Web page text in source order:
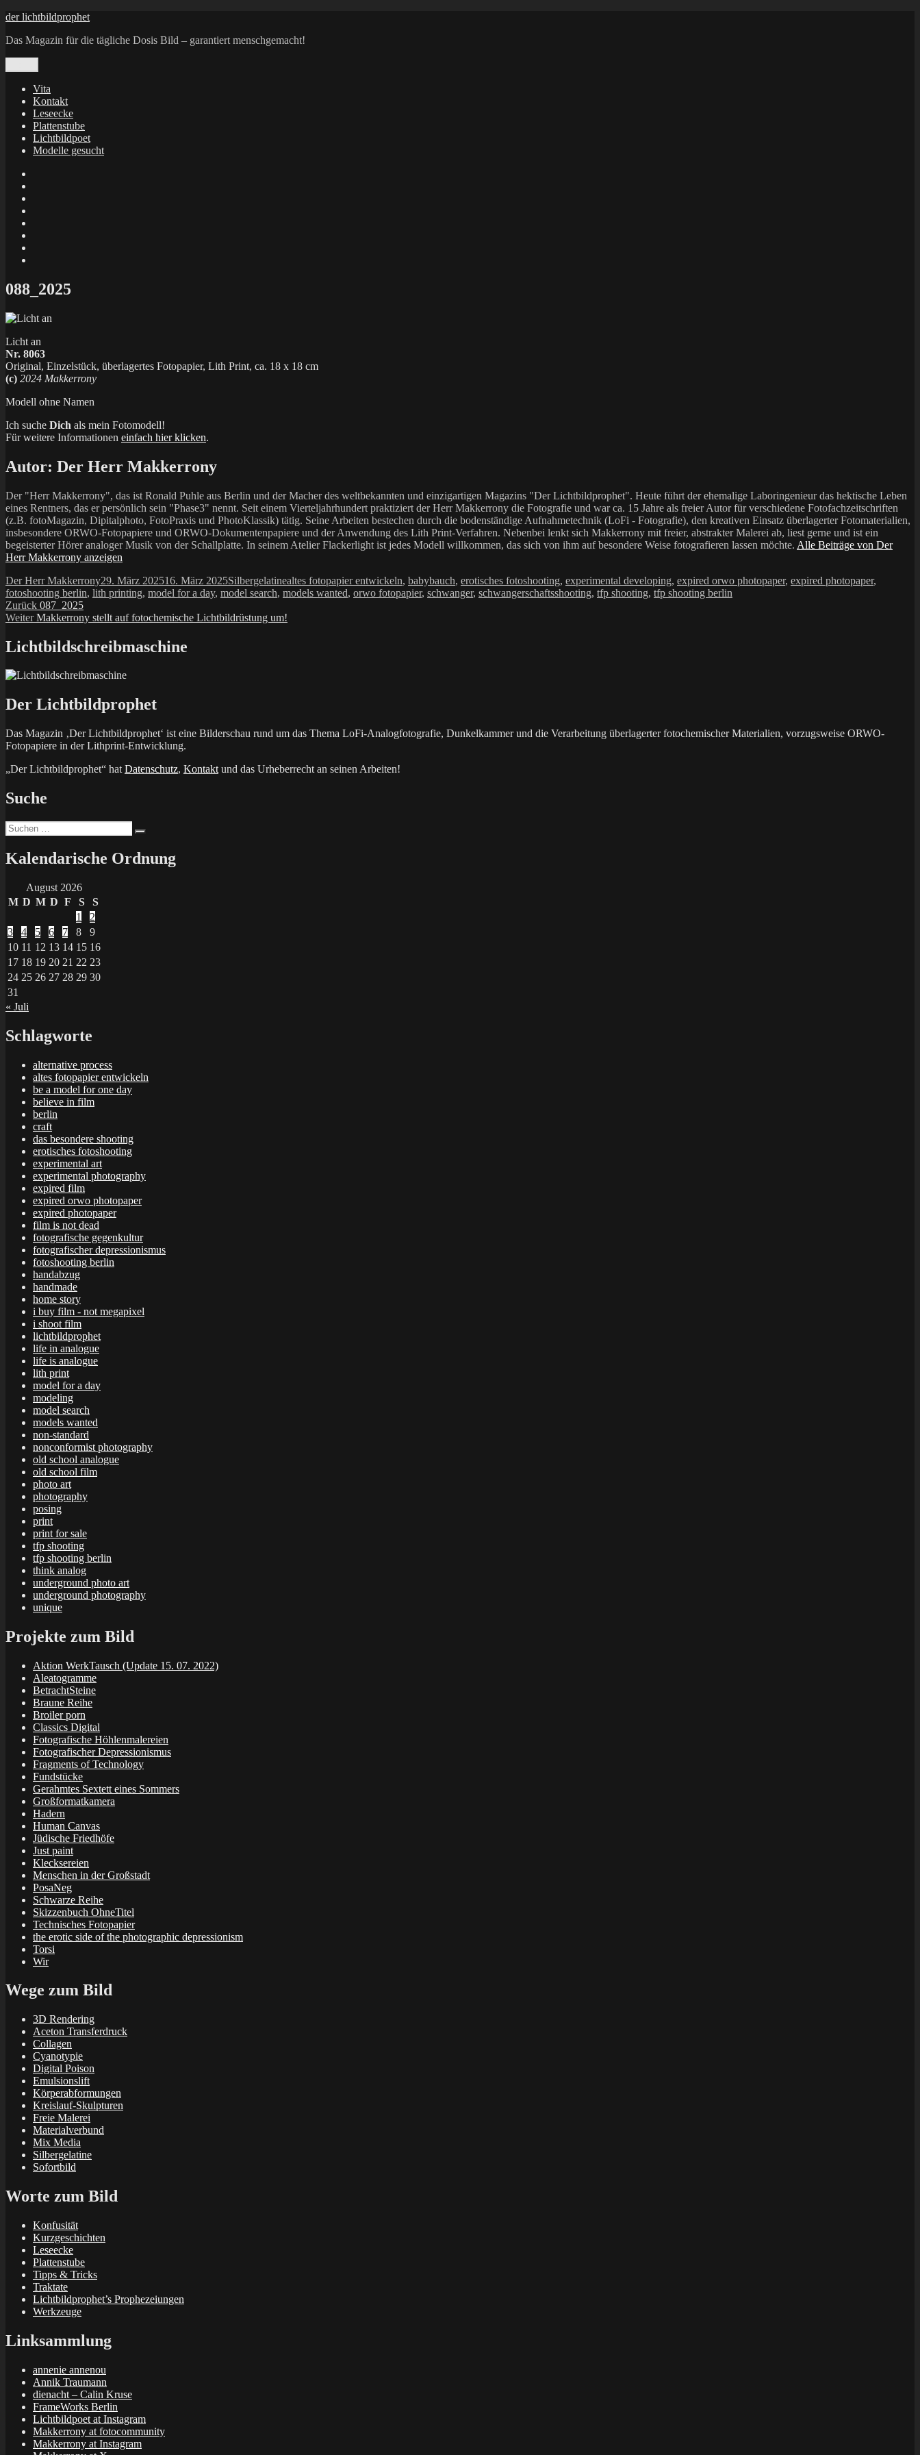
Zum
springen
der lichtbildprophet
Das Magazin für die tägliche Dosis Bild – garantiert menschgemacht!
Vita
Kontakt
Leseecke
Plattenstube
Lichtbildpoet
Modelle gesucht
X
088_2025
Licht an
Nr. 8063
Original, Einzelstück, überlagertes Fotopapier, Lith Print, ca. 18 x 18 cm
(c) 2024 Makkerrony
Modell ohne Namen
Ich suche Dich als mein Fotomodell!
Für weitere Informationen einfach hier klicken.
Autor: Der Herr Makkerrony
Der "Herr Makkerrony", das ist Ronald Puhle aus Berlin und der Macher des weltbekannten und einzigartigen Magazins "Der Lichtbildprophet". Heute führt der ehemalige Laboringenieur das hektische Leben
eines Rentners, das er persönlich sein "Phase3" nennt. Seit einem Vierteljahrhundert praktiziert der Herr Makkerrony die Fotografie und war ca. 15 Jahre als freier Autor für verschiedene Fotofachzeitschriften
(z.B. fotoMagazin, Dipitalphoto, FotoPraxis und PhotoKlassik) tätig. Seine Arbeiten bestechen durch die bodenständige Aufnahmetechnik (LoFi - Fotografie), den kreativen Einsatz überlagerter Fotomaterialien,
insbesondere ORWO-Fotopapiere und ORWO-Dokumentenpapiere und der Anwendung des Lith Print-Verfahren. Nebenbei lenkt sich Makkerrony mit freier, abstrakter Malerei ab, liest gerne und ist ein
begeisterter Hörer analoger Musik von der Schallplatte. In seinem Atelier Flackerlight ist jedes Modell willkommen, das sich von ihm auf besondere Weise fotografieren lassen möchte. Alle Beiträge von Der
Herr Makkerrony anzeigen
Autor
Der Herr MakkerronyVeröffentlicht
am
29. März 202516. März 2025Kategorien
SilbergelatineSchlagwörter
altes fotopapier entwickeln, babybauch, erotisches fotoshooting, experimental developing, expired orwo photopaper, expired photopaper,
fotoshooting berlin, lith printing, model for a day, model search, models wanted, orwo fotopapier, schwanger, schwangerschaftsshooting, tfp shooting, tfp shooting berlin
Beitragsnavigation
Zurück Vorheriger
Beitrag:
087_2025
Weiter Nächster
Makkerrony stellt auf fotochemische Lichtbildrüstung um!
Lichtbildschreibmaschine
Der Lichtbildprophet
Das Magazin ‚Der Lichtbildprophet‘ ist eine Bilderschau rund um das Thema LoFi-Analogfotografie, Dunkelkammer und die Verarbeitung überlagerter fotochemischer Materialien, vorzugsweise ORWO-
Fotopapiere in der Lithprint-Entwicklung.
„Der Lichtbildprophet“ hat Datenschutz, Kontakt und das Urheberrecht an seinen Arbeiten!
Suche
Suchen
nach:
Kalendarische Ordnung
August 2026
M D M D F S
S
1
2
3
4 5 6 7 8
9
10 11 12 13 14 15 16
17 18 19 20 21 22 23
24 25 26 27 28 29 30
31
« Juli
Schlagworte
alternative process
altes fotopapier entwickeln
be a model for one day
believe in film
berlin
craft
das besondere shooting
erotisches fotoshooting
experimental art
experimental photography
expired film
expired orwo photopaper
expired photopaper
film is not dead
fotografische gegenkultur
fotografischer depressionismus
fotoshooting berlin
handabzug
handmade
home story
i buy film - not megapixel
i shoot film
lichtbildprophet
life in analogue
life is analogue
lith print
model for a day
modeling
model search
models wanted
non-standard
nonconformist photography
old school analogue
old school film
photo art
photography
posing
print
print for sale
tfp shooting
tfp shooting berlin
think analog
underground photo art
underground photography
unique
Projekte zum Bild
Aktion WerkTausch (Update 15. 07. 2022)
Aleatogramme
BetrachtSteine
Braune Reihe
Broiler porn
Classics Digital
Fotografische Höhlenmalereien
Fotografischer Depressionismus
Fragments of Technology
Fundstücke
Gerahmtes Sextett eines Sommers
Großformatkamera
Hadern
Human Canvas
Jüdische Friedhöfe
Just paint
Klecksereien
Menschen in der Großstadt
PosaNeg
Schwarze Reihe
Skizzenbuch OhneTitel
Technisches Fotopapier
the erotic side of the photographic depressionism
Torsi
Wir
Wege zum Bild
3D Rendering
Aceton Transferdruck
Collagen
Cyanotypie
Digital Poison
Emulsionslift
Körperabformungen
Kreislauf-Skulpturen
Freie Malerei
Materialverbund
Mix Media
Silbergelatine
Sofortbild
Worte zum Bild
Konfusität
Kurzgeschichten
Leseecke
Plattenstube
Tipps & Tricks
Traktate
Lichtbildprophet’s Prophezeiungen
Werkzeuge
Linksammlung
annenie annenou
Annik Traumann
dienacht – Calin Kruse
FrameWorks Berlin
Lichtbildpoet at Instagram
Makkerrony at fotocommunity
Makkerrony at Instagram